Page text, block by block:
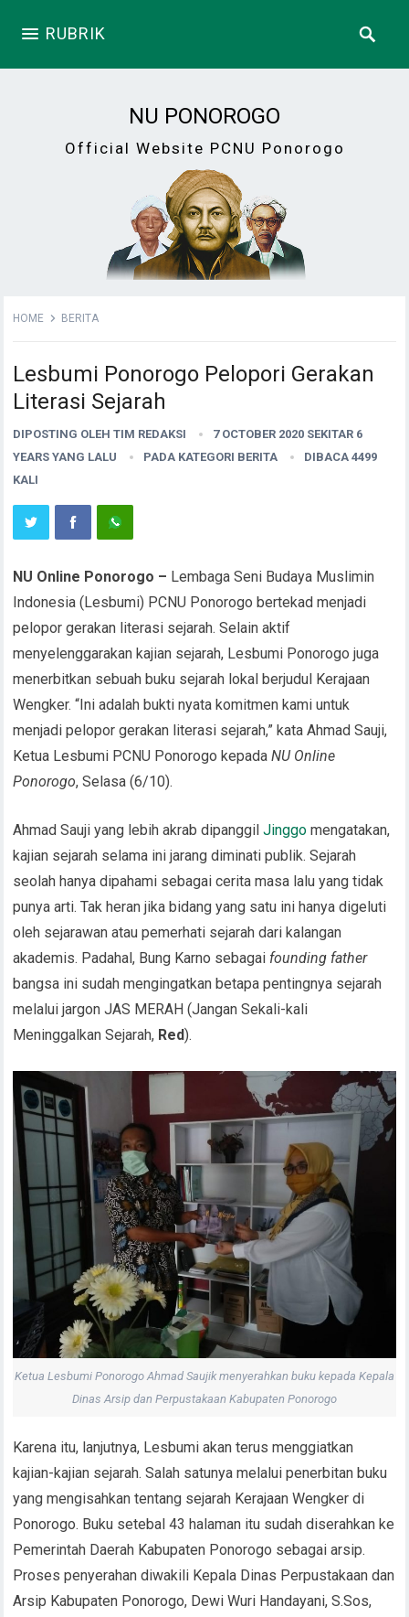
RUBRIK
NU PONOROGO
Official Website PCNU Ponorogo
HOME BERITA
Lesbumi Ponorogo Pelopori Gerakan
Literasi Sejarah
DIPOSTING OLEHTIM REDAKSI
7 OCTOBER 2020 SEKITAR 6
YEARS YANG LALU
PADA KATEGORI BERITA
DIBACA 4499
KALI
NU Online Ponorogo – Lembaga Seni Budaya Muslimin
Indonesia (Lesbumi) PCNU Ponorogo bertekad menjadi
pelopor gerakan literasi sejarah. Selain aktif
menyelenggarakan kajian sejarah, Lesbumi Ponorogo juga
menerbitkan sebuah buku sejarah lokal berjudul Kerajaan
Wengker. “Ini adalah bukti nyata komitmen kami untuk
menjadi pelopor gerakan literasi sejarah,” kata Ahmad Sauji,
Ketua Lesbumi PCNU Ponorogo kepadaNU Online
Ponorogo, Selasa (6/10).
Ahmad Sauji yang lebih akrab dipanggilJinggo mengatakan,
kajian sejarah selama ini jarang diminati publik. Sejarah
seolah hanya dipahami sebagai cerita masa lalu yang tidak
punya arti. Tak heran jika bidang yang satu ini hanya digeluti
oleh sejarawan atau pemerhati sejarah dari kalangan
akademis. Padahal, Bung Karno sebagai founding father
bangsa ini sudah mengingatkan betapa pentingnya sejarah
melalui jargon JAS MERAH (Jangan Sekali-kali
Meninggalkan Sejarah, Red).
Ketua Lesbumi Ponorogo Ahmad Saujik menyerahkan buku kepada Kepala
Dinas Arsip dan Perpustakaan Kabupaten Ponorogo
Karena itu, lanjutnya, Lesbumi akan terus menggiatkan
kajian-kajian sejarah. Salah satunya melalui penerbitan buku
yang mengisahkan tentang sejarah Kerajaan Wengker di
Ponorogo. Buku setebal 43 halaman itu sudah diserahkan ke
Pemerintah Daerah Kabupaten Ponorogo sebagai arsip.
Proses penyerahan diwakili Kepala Dinas Perpustakaan dan
Arsip Kabupaten Ponorogo, Dewi Wuri Handayani, S.Sos,